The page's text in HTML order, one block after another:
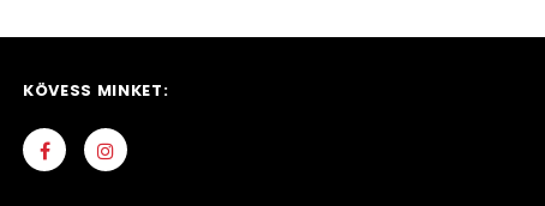
KÖVESS MINKET: